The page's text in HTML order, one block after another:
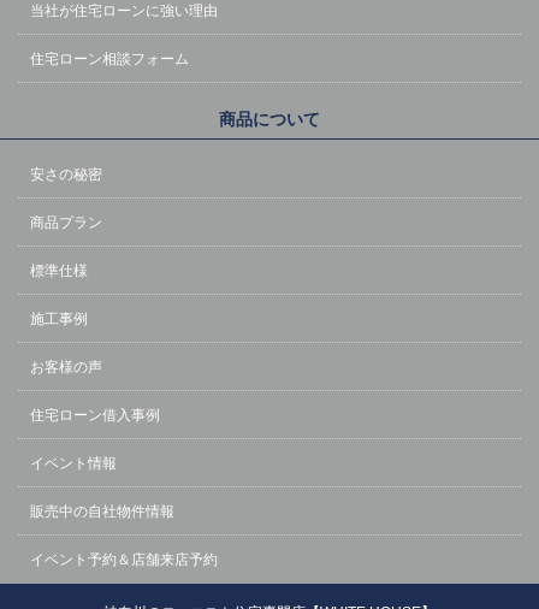
当社が住宅ローンに強い理由
住宅ローン相談フォーム
商品について
安さの秘密
商品プラン
標準仕様
施工事例
お客様の声
住宅ローン借入事例
イベント情報
販売中の自社物件情報
イベント予約＆店舗来店予約